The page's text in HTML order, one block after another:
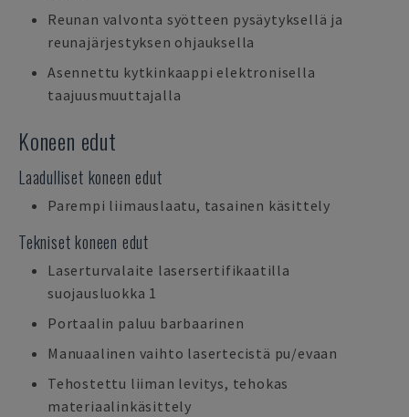
Reunan valvonta syötteen pysäytyksellä ja
reunajärjestyksen ohjauksella
Asennettu kytkinkaappi elektronisella
taajuusmuuttajalla
Koneen edut
Laadulliset koneen edut
Parempi liimauslaatu, tasainen käsittely
Tekniset koneen edut
Laserturvalaite lasersertifikaatilla
suojausluokka 1
Portaalin paluu barbaarinen
Manuaalinen vaihto lasertecistä pu/evaan
Tehostettu liiman levitys, tehokas
materiaalinkäsittely